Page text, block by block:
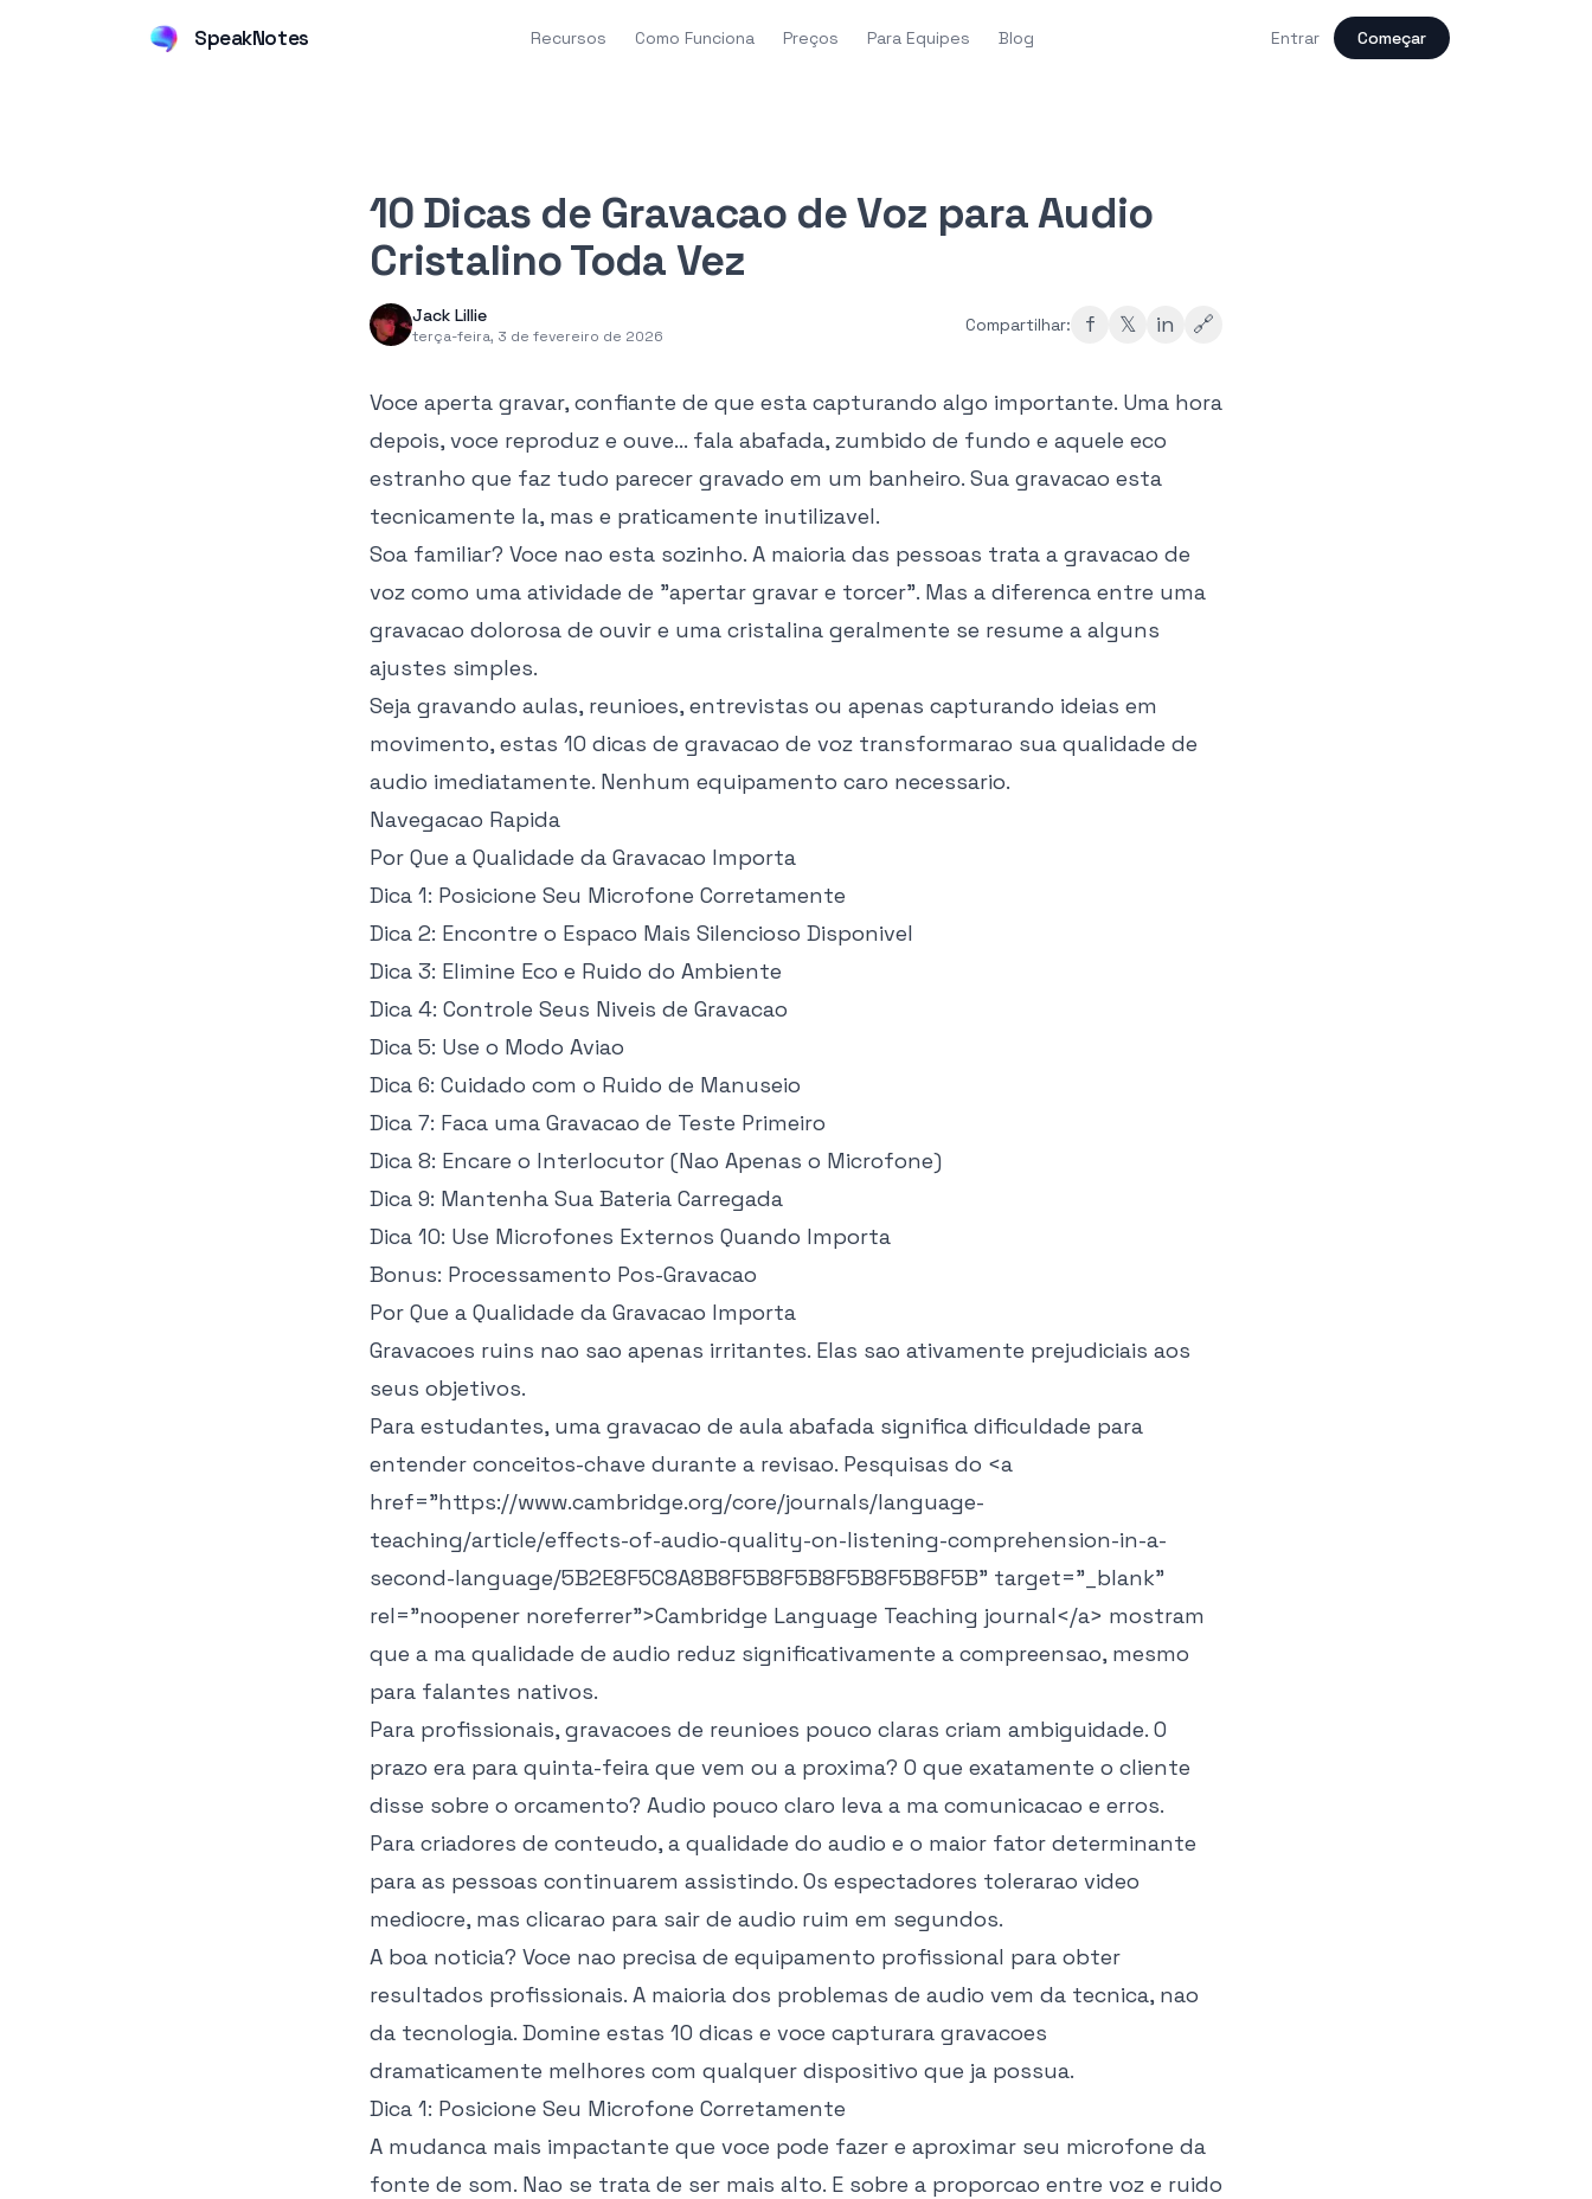
SpeakNotes Recursos Como Funciona Preços Para Equipes Blog Entrar Começar
10 Dicas de Gravacao de Voz para Audio
Cristalino Toda Vez
Jack Lillie
terça-feira, 3 de fevereiro de 2026
Compartilhar: f 𝕏 in 🔗
Voce aperta gravar, confiante de que esta capturando algo importante. Uma hora
depois, voce reproduz e ouve... fala abafada, zumbido de fundo e aquele eco
estranho que faz tudo parecer gravado em um banheiro. Sua gravacao esta
tecnicamente la, mas e praticamente inutilizavel.
Soa familiar? Voce nao esta sozinho. A maioria das pessoas trata a gravacao de
voz como uma atividade de "apertar gravar e torcer". Mas a diferenca entre uma
gravacao dolorosa de ouvir e uma cristalina geralmente se resume a alguns
ajustes simples.
Seja gravando aulas, reunioes, entrevistas ou apenas capturando ideias em
movimento, estas 10 dicas de gravacao de voz transformarao sua qualidade de
audio imediatamente. Nenhum equipamento caro necessario.
Navegacao Rapida
Por Que a Qualidade da Gravacao Importa
Dica 1: Posicione Seu Microfone Corretamente
Dica 2: Encontre o Espaco Mais Silencioso Disponivel
Dica 3: Elimine Eco e Ruido do Ambiente
Dica 4: Controle Seus Niveis de Gravacao
Dica 5: Use o Modo Aviao
Dica 6: Cuidado com o Ruido de Manuseio
Dica 7: Faca uma Gravacao de Teste Primeiro
Dica 8: Encare o Interlocutor (Nao Apenas o Microfone)
Dica 9: Mantenha Sua Bateria Carregada
Dica 10: Use Microfones Externos Quando Importa
Bonus: Processamento Pos-Gravacao
Por Que a Qualidade da Gravacao Importa
Gravacoes ruins nao sao apenas irritantes. Elas sao ativamente prejudiciais aos
seus objetivos.
Para estudantes, uma gravacao de aula abafada significa dificuldade para
entender conceitos-chave durante a revisao. Pesquisas do <a
href="https://www.cambridge.org/core/journals/language-
teaching/article/effects-of-audio-quality-on-listening-comprehension-in-a-
second-language/5B2E8F5C8A8B8F5B8F5B8F5B8F5B8F5B" target="_blank"
rel="noopener noreferrer">Cambridge Language Teaching journal</a> mostram
que a ma qualidade de audio reduz significativamente a compreensao, mesmo
para falantes nativos.
Para profissionais, gravacoes de reunioes pouco claras criam ambiguidade. O
prazo era para quinta-feira que vem ou a proxima? O que exatamente o cliente
disse sobre o orcamento? Audio pouco claro leva a ma comunicacao e erros.
Para criadores de conteudo, a qualidade do audio e o maior fator determinante
para as pessoas continuarem assistindo. Os espectadores tolerarao video
mediocre, mas clicarao para sair de audio ruim em segundos.
A boa noticia? Voce nao precisa de equipamento profissional para obter
resultados profissionais. A maioria dos problemas de audio vem da tecnica, nao
da tecnologia. Domine estas 10 dicas e voce capturara gravacoes
dramaticamente melhores com qualquer dispositivo que ja possua.
Dica 1: Posicione Seu Microfone Corretamente
A mudanca mais impactante que voce pode fazer e aproximar seu microfone da
fonte de som. Nao se trata de ser mais alto. E sobre a proporcao entre voz e ruido